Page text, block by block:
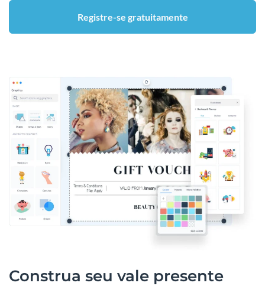
Registre-se gratuitamente
Construa seu vale presente